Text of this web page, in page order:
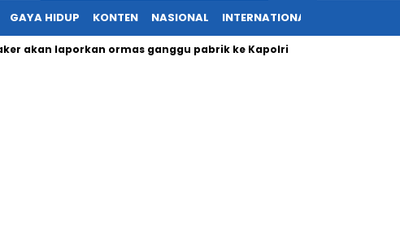
GAYA HIDUP KONTEN NASIONAL INTERNATIONAL
laporkan ormas ganggu pabrik ke Kapolri Cabup dan Cawali